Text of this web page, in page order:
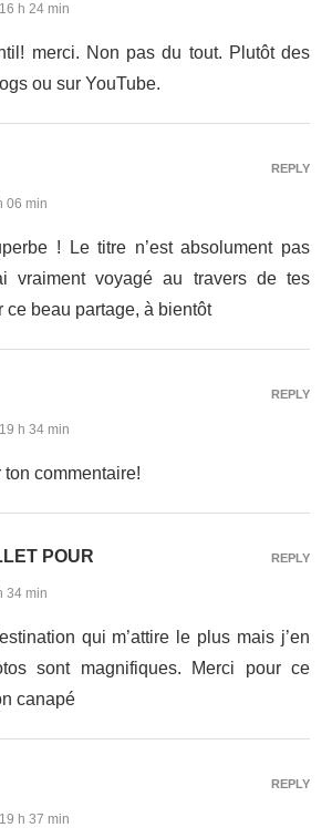
h 24 min
merci. Non pas du tout. Plutôt des
ou sur YouTube.
06 min
! Le titre n’est absolument pas
vraiment voyagé au travers de tes
ce beau partage, à bientôt
REPLY
h 34 min
ton commentaire!
REPLY
POUR
34 min
qui m’attire le plus mais j’en
sont magnifiques. Merci pour ce
canapé
REPLY
h 37 min
REPLY